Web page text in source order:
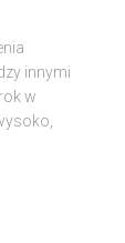
innymi
w